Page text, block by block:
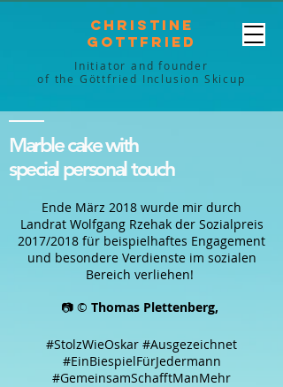
Christine
Gottfried
Initiator and founder
of the Göttfried Inclusion Skicup
Marble cake with
special personal touch
Ende März 2018 wurde mir durch
Landrat Wolfgang Rzehak der Sozialpreis
2017/2018 für beispielhaftes Engagement
und besondere Verdienste im sozialen
Bereich verliehen!
📷 © Thomas Plettenberg,
#StolzWieOskar #Ausgezeichnet
#EinBiespielFürJedermann
#GemeinsamSchafftManMehr